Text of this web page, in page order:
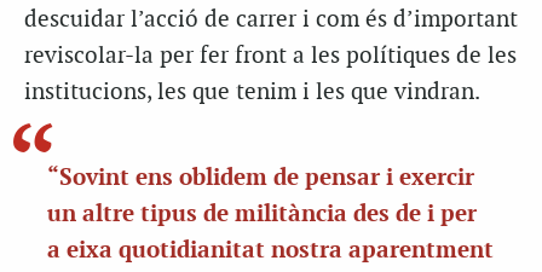
descuidar l’acció de carrer i com és d’important
reviscolar-la per fer front a les polítiques de les
institucions, les que tenim i les que vindran.
“Sovint ens oblidem de pensar i exercir
un altre tipus de militància des de i per
a eixa quotidianitat nostra aparentment